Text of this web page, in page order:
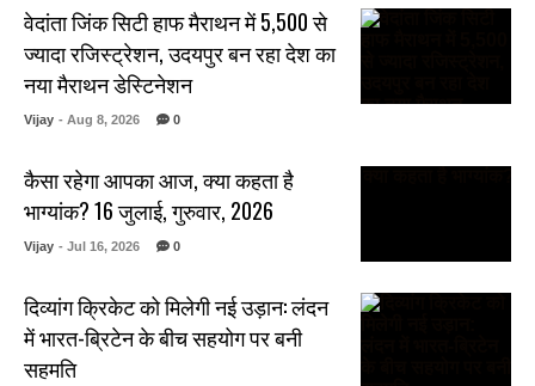
वेदांता जिंक सिटी हाफ मैराथन में 5,500 से
ज्यादा रजिस्ट्रेशन, उदयपुर बन रहा देश का
नया मैराथन डेस्टिनेशन
Vijay - Aug 8, 2026 0
कैसा रहेगा आपका आज, क्या कहता है
भाग्यांक? 16 जुलाई, गुरुवार, 2026
Vijay - Jul 16, 2026 0
दिव्यांग क्रिकेट को मिलेगी नई उड़ान: लंदन
में भारत-ब्रिटेन के बीच सहयोग पर बनी
सहमति